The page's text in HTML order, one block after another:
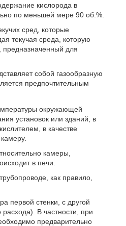
кислорода в
по меньшей мере 90 об.%.
сред, которые
текучая среда, которую
предназначенный для
собой газообразную
предпочтительным
окружающей
установок или зданий, в
в качестве
камеры,
в печи.
как правило,
первой стенки, с другой
В частности, при
предварительно